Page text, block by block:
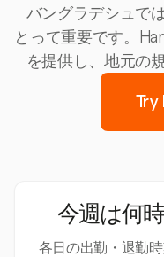
バングラデシュで
とって重要です。
を提供し、地元の
Try
今週は何
各日の出勤・退勤